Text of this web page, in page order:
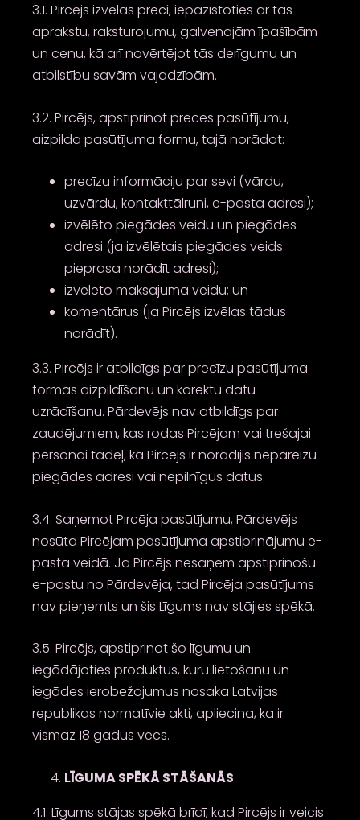
3.1. Pircējs izvēlas preci, iepazīstoties ar tās
aprakstu, raksturojumu, galvenajām īpašībām
un cenu, kā arī novērtējot tās derīgumu un
atbilstību savām vajadzībām.
3.2. Pircējs, apstiprinot preces pasūtījumu,
aizpilda pasūtījuma formu, tajā norādot:
precīzu informāciju par sevi (vārdu,
uzvārdu, kontakttālruni, e-pasta adresi);
izvēlēto piegādes veidu un piegādes
adresi (ja izvēlētais piegādes veids
pieprasa norādīt adresi);
izvēlēto maksājuma veidu; un
komentārus (ja Pircējs izvēlas tādus
norādīt).
3.3. Pircējs ir atbildīgs par precīzu pasūtījuma
formas aizpildīšanu un korektu datu
uzrādīšanu. Pārdevējs nav atbildīgs par
zaudējumiem, kas rodas Pircējam vai trešajai
personai tādēļ, ka Pircējs ir norādījis nepareizu
piegādes adresi vai nepilnīgus datus.
3.4. Saņemot Pircēja pasūtījumu, Pārdevējs
nosūta Pircējam pasūtījuma apstiprinājumu e-
pasta veidā. Ja Pircējs nesaņem apstiprinošu
e-pastu no Pārdevēja, tad Pircēja pasūtījums
nav pieņemts un šis Līgums nav stājies spēkā.
3.5. Pircējs, apstiprinot šo līgumu un
iegādājoties produktus, kuru lietošanu un
iegādes ierobežojumus nosaka Latvijas
republikas normatīvie akti, apliecina, ka ir
vismaz 18 gadus vecs.
LĪGUMA SPĒKĀ STĀŠANĀS
4.1. Līgums stājas spēkā brīdī, kad Pircējs ir veicis